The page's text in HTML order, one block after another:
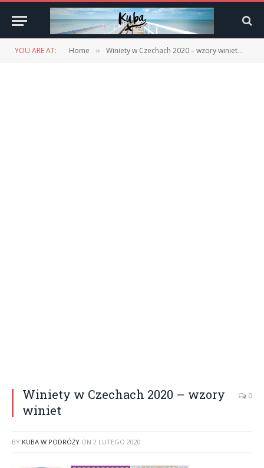
YOU ARE AT: Home » Winiety w Czechach 2020 – wzory winiet
Winiety w Czechach 2020 – wzory
winiet
0
BY KUBA W PODRÓŻY ON 2 LUTEGO 2020